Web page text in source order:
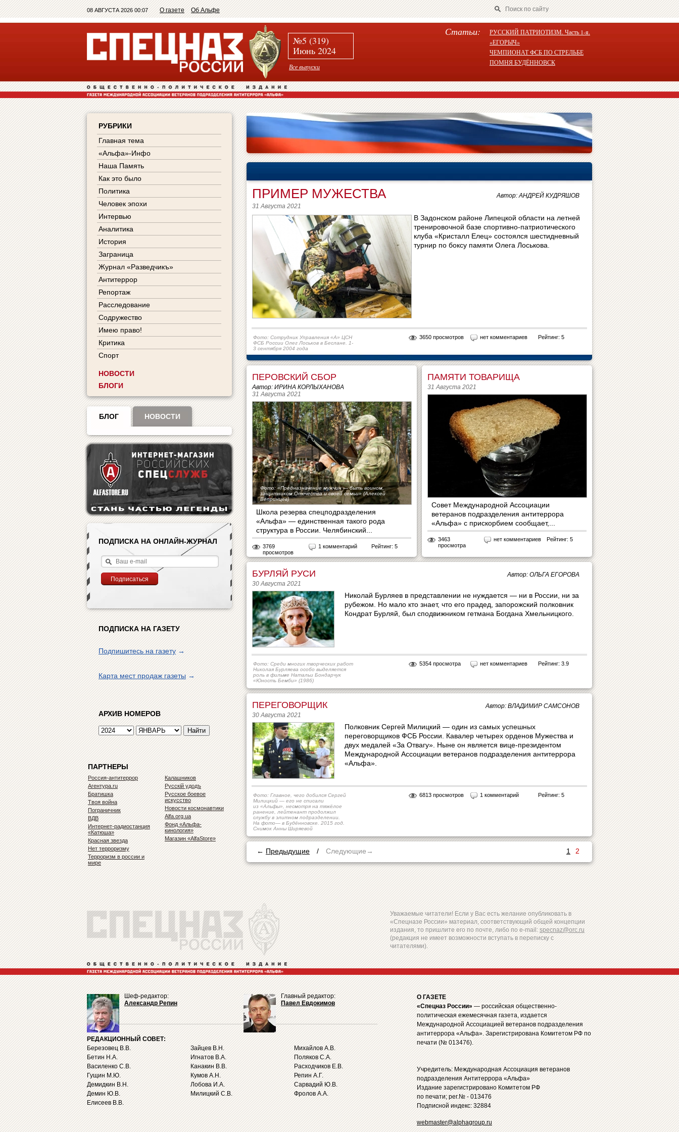
08 АВГУСТА 2026 00:07 О газете Об Альфе
№5 (319)
Июнь 2024
Все выпуски
Статьи:
РУССКИЙ ПАТРИОТИЗМ. Часть 1-я.
«ЕГОРЫЧ»
ЧЕМПИОНАТ ФСБ ПО СТРЕЛЬБЕ
ПОМНЯ БУДЁННОВСК
РУБРИКИ
Главная тема
«Альфа»-Инфо
Наша Память
Как это было
Политика
Человек эпохи
Интервью
Аналитика
История
Заграница
Журнал «Разведчикъ»
Антитеррор
Репортаж
Расследование
Содружество
Имею право!
Критика
Спорт
НОВОСТИ
БЛОГИ
БЛОГ НОВОСТИ
ПОДПИСКА НА ОНЛАЙН-ЖУРНАЛ
ПОДПИСКА НА ГАЗЕТУ
Подпишитесь на газету→
Карта мест продаж газеты→
АРХИВ НОМЕРОВ
ПАРТНЕРЫ
Россия-антитеррор
Агентура.ru
Братишка
Твоя война
Пограничник
ВДВ
Интернет-радиостанция
«Катюша»
Красная звезда
Нет терроризму
Терроризм в россии и
мире
Калашников
Русскiй удодъ
Русское боевое
искусство
Новости космонавтики
Alfa.org.ua
Фонд «Альфа-
кинология»
Магазин «AlfaStore»
Автор: АНДРЕЙ КУДРЯШОВ
ПРИМЕР МУЖЕСТВА
31 Августа 2021
В Задонском районе Липецкой области на летней
тренировочной базе спортивно-патриотического
клуба «Кристалл Елец» состоялся шестидневный
турнир по боксу памяти Олега Лоськова.
Фото: Сотрудник Управления «А» ЦСН
ФСБ России Олег Лоськов в Беслане. 1-
3 сентября 2004 года
3650 просмотров нет комментариев Рейтинг: 5
ПЕРОВСКИЙ СБОР
Автор: ИРИНА КОРЛЫХАНОВА
31 Августа 2021
Фото: «Предназначение мужчин — быть воином,
защитником Отечества и своей семьи» (Алексей
Вепринцев)
Школа резерва спецподразделения
«Альфа» — единственная такого рода
структура в России. Челябинский...
3769
просмотров
1 комментарий Рейтинг: 5
ПАМЯТИ ТОВАРИЩА
31 Августа 2021
Совет Международной Ассоциации
ветеранов подразделения антитеррора
«Альфа» с прискорбием сообщает,...
3463
просмотра
нет комментариев Рейтинг: 5
Автор: ОЛЬГА ЕГОРОВА
БУРЛЯЙ РУСИ
30 Августа 2021
Николай Бурляев в представлении не нуждается — ни в России, ни за
рубежом. Но мало кто знает, что его прадед, запорожский полковник
Кондрат Бурляй, был сподвижником гетмана Богдана Хмельницкого.
Фото: Среди многих творческих работ
Николая Бурляева особо выделяется
роль в фильме Натальи Бондарчук
«Юность Бемби» (1986)
5354 просмотра нет комментариев Рейтинг: 3.9
Автор: ВЛАДИМИР САМСОНОВ
ПЕРЕГОВОРЩИК
30 Августа 2021
Полковник Сергей Милицкий — один из самых успешных
переговорщиков ФСБ России. Кавалер четырех орденов Мужества и
двух медалей «За Отвагу». Ныне он является вице-президентом
Международной Ассоциации ветеранов подразделения антитеррора
«Альфа».
Фото: Главное, чего добился Сергей
Милицкий — его не списали
из «Альфы», несмотря на тяжёлое
ранение, лейтенант продолжил
службу в элитном подразделении.
На фото— в Будённовске. 2015 год.
Снимок Анны Ширяевой
6813 просмотров 1 комментарий Рейтинг: 5
← Предыдущие / Следующие→ 1 2
Уважаемые читатели! Если у Вас есть желание опубликовать в
«Спецназе России» материал, соответствующий общей концепции
издания, то пришлите его по почте, либо по e-mail:specnaz@orc.ru
(редакция не имеет возможности вступать в переписку с
читателями).
Шеф-редактор:
Александр Репин
Главный редактор:
Павел Евдокимов
РЕДАКЦИОННЫЙ СОВЕТ:
Березовец В.В.
Бетин Н.А.
Василенко С.В.
Гущин М.Ю.
Демидкин В.Н.
Демин Ю.В.
Елисеев В.В.
Зайцев В.Н.
Игнатов В.А.
Канакин В.В.
Кумов А.Н.
Лобова И.А.
Милицкий С.В.
Михайлов А.В.
Поляков С.А.
Расходчиков Е.В.
Репин А.Г.
Сарвадий Ю.В.
Фролов А.А.
О ГАЗЕТЕ
«Спецназ России» — российская общественно-
политическая ежемесячная газета, издается
Международной Ассоциацией ветеранов подразделения
антитеррора «Альфа». Зарегистрирована Комитетом РФ по
печати (№ 013476).
Учредитель: Международная Ассоциация ветеранов
подразделения Антитеррора «Альфа»
Издание зарегистрировано Комитетом РФ
по печати; рег.№ - 013476
Подписной индекс: 32884
webmaster@alphagroup.ru